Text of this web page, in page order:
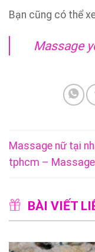
Bạn cũng có thể
Massage
Massage nữ tại
tphcm – Massage
BÀI VIẾT